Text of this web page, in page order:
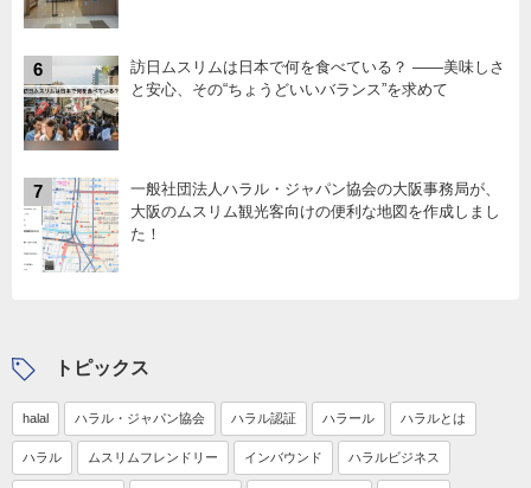
6
訪日ムスリムは日本で何を食べている？ ――美味しさ
と安心、その“ちょうどいいバランス”を求めて
7
一般社団法人ハラル・ジャパン協会の大阪事務局が、
大阪のムスリム観光客向けの便利な地図を作成しまし
た！
トピックス
halal ハラル・ジャパン協会 ハラル認証 ハラール ハラルとは
ハラル ムスリムフレンドリー インバウンド ハラルビジネス